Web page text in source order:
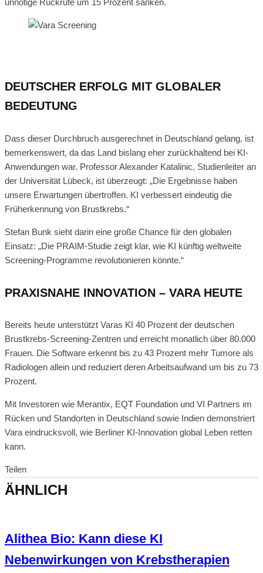
DEUTSCHER ERFOLG MIT GLOBALER
BEDEUTUNG
Dass dieser Durchbruch ausgerechnet in Deutschland gelang, ist
bemerkenswert, da das Land bislang eher zurückhaltend bei KI-
Anwendungen war. Professor Alexander Katalinic, Studienleiter an
der Universität Lübeck, ist überzeugt: „Die Ergebnisse haben
unsere Erwartungen übertroffen. KI verbessert eindeutig die
Früherkennung von Brustkrebs.“
Stefan Bunk sieht darin eine große Chance für den globalen
Einsatz: „Die PRAIM-Studie zeigt klar, wie KI künftig weltweite
Screening-Programme revolutionieren könnte.“
PRAXISNAHE INNOVATION – VARA HEUTE
Bereits heute unterstützt Varas KI 40 Prozent der deutschen
Brustkrebs-Screening-Zentren und erreicht monatlich über 80.000
Frauen. Die Software erkennt bis zu 43 Prozent mehr Tumore als
Radiologen allein und reduziert deren Arbeitsaufwand um bis zu 73
Prozent.
Mit Investoren wie Merantix, EQT Foundation und VI Partners im
Rücken und Standorten in Deutschland sowie Indien demonstriert
Vara eindrucksvoll, wie Berliner KI-Innovation global Leben retten
kann.
Teilen
ÄHNLICH
Alithea Bio: Kann diese KI
Nebenwirkungen von Krebstherapien